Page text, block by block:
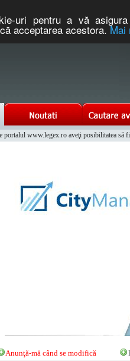
uri pentru a vă
acceptarea acestora.Mai
Integrat al Parcului Auto
Anunţă-mă când se modifică